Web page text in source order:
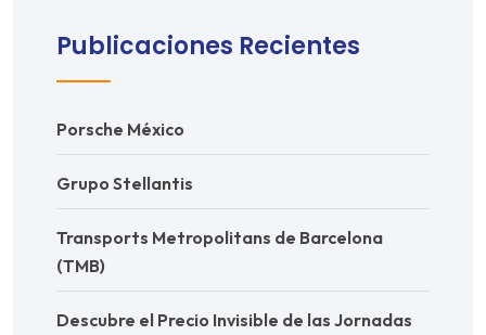
Publicaciones Recientes
Porsche México
Grupo Stellantis
Transports Metropolitans de Barcelona
(TMB)
Descubre el Precio Invisible de las Jornadas